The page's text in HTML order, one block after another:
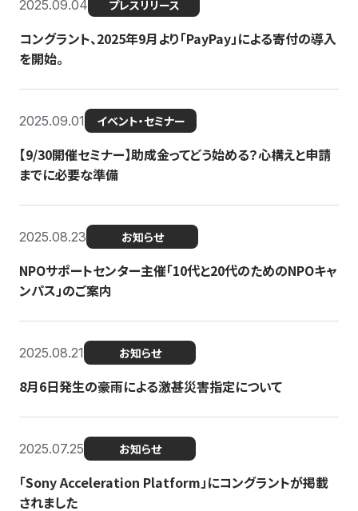
2025.09.04 プレスリリース
コングラント、2025年9月より「PayPay」による寄付の導入
を開始。
2025.09.01 イベント・セミナー
【9/30開催セミナー】助成金ってどう始める？心構えと申請
までに必要な準備
2025.08.23 お知らせ
NPOサポートセンター主催「10代と20代のためのNPOキャ
ンパス」のご案内
2025.08.21 お知らせ
8月6日発生の豪雨による激甚災害指定について
2025.07.25 お知らせ
「Sony Acceleration Platform」にコングラントが掲載
されました